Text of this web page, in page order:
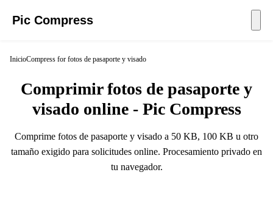
Pic Compress
InicioCompress for fotos de pasaporte y visado
Comprimir fotos de pasaporte y
visado online - Pic Compress
Comprime fotos de pasaporte y visado a 50 KB, 100 KB u otro
tamaño exigido para solicitudes online. Procesamiento privado en
tu navegador.